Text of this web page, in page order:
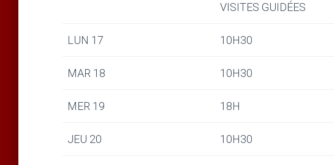
VISITES GUIDÉES
LUN 17 10H30
MAR 18 10H30
MER 19 18H
JEU 20 10H30